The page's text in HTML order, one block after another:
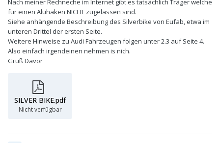
Nach meiner Rechneche im Internet gibt es tatsächlich Träger welche
für einen Aluhaken NICHT zugelassen sind.
Siehe anhängende Beschreibung des Silverbike von Eufab, etwa im
unteren Drittel der ersten Seite.
Weitere Hinweise zu Audi Fahrzeugen folgen unter 2.3 auf Seite 4.
Also einfach irgendeinen nehmen is nich.
Gruß Davor
SILVER BIKE.pdf
Nicht verfügbar